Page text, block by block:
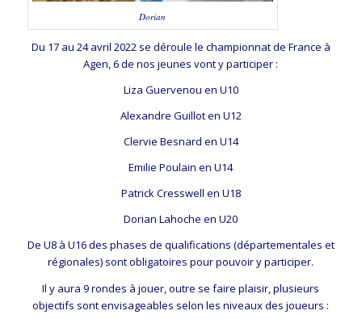
Dorian
Du 17 au 24 avril 2022 se déroule le championnat de France à
Agen, 6 de nos jeunes vont y participer :
Liza Guervenou en U10
Alexandre Guillot en U12
Clervie Besnard en U14
Emilie Poulain en U14
Patrick Cresswell en U18
Dorian Lahoche en U20
De U8 à U16 des phases de qualifications (départementales et
régionales) sont obligatoires pour pouvoir y participer.
Il y aura 9 rondes à jouer, outre se faire plaisir, plusieurs
objectifs sont envisageables selon les niveaux des joueurs :